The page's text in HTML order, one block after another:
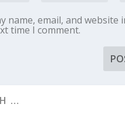
name, email, and
time I comment.